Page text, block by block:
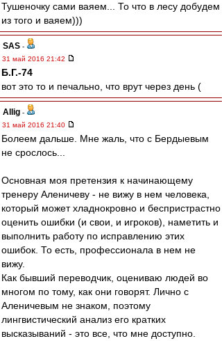
Тушеночку сами ваяем... То что в лесу добудем
из того и ваяем)))
SAS -
31 май 2016 21:42
Б.Г.-74
вот это то и печально, что врут через день (
Allig -
31 май 2016 21:40
Болеем дальше. Мне жаль, что с Бердыевым
не срослось...
Основная моя претензия к начинающему
тренеру Аленичеву - не вижу в нем человека,
который может хладнокровно и беспристрастно
оценить ошибки (и свои, и игроков), наметить и
выполнить работу по исправлению этих
ошибок. То есть, профессионала в нем не
вижу.
Как бывший переводчик, оцениваю людей во
многом по тому, как они говорят. Лично с
Аленичевым не знаком, поэтому
лингвистический анализ его кратких
высказываний - это все, что мне доступно.